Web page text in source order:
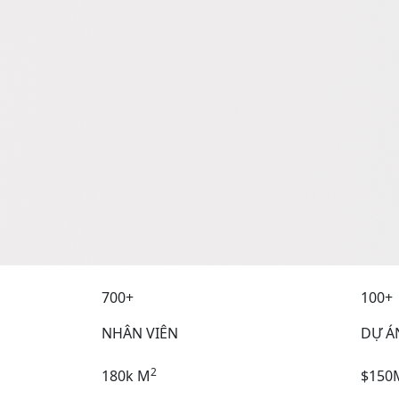
700+
NHÂN VIÊN
100+
DỰ
180k M2